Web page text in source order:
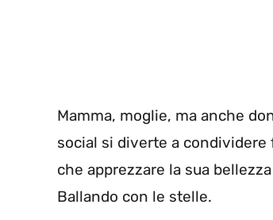
Mamma, moglie, ma anche
social si diverte a
che apprezzare la sua
Ballando con le stelle.